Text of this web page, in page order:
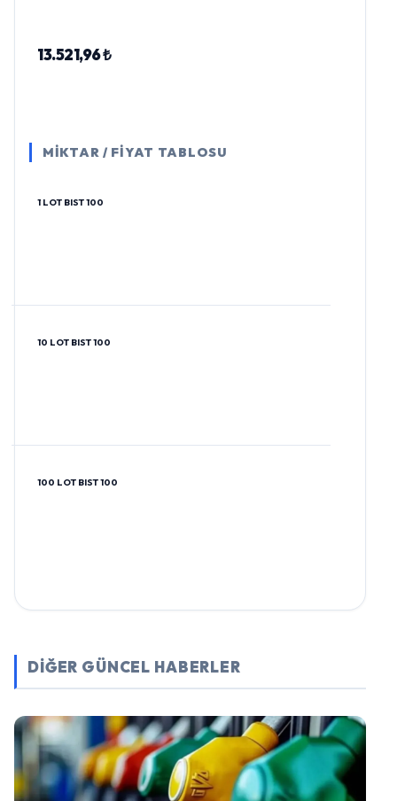
13.521,96 ₺
MİKTAR / FİYAT TABLOSU
1 LOT BIST 100
10 LOT BIST 100
100 LOT BIST 100
DİĞER GÜNCEL HABERLER